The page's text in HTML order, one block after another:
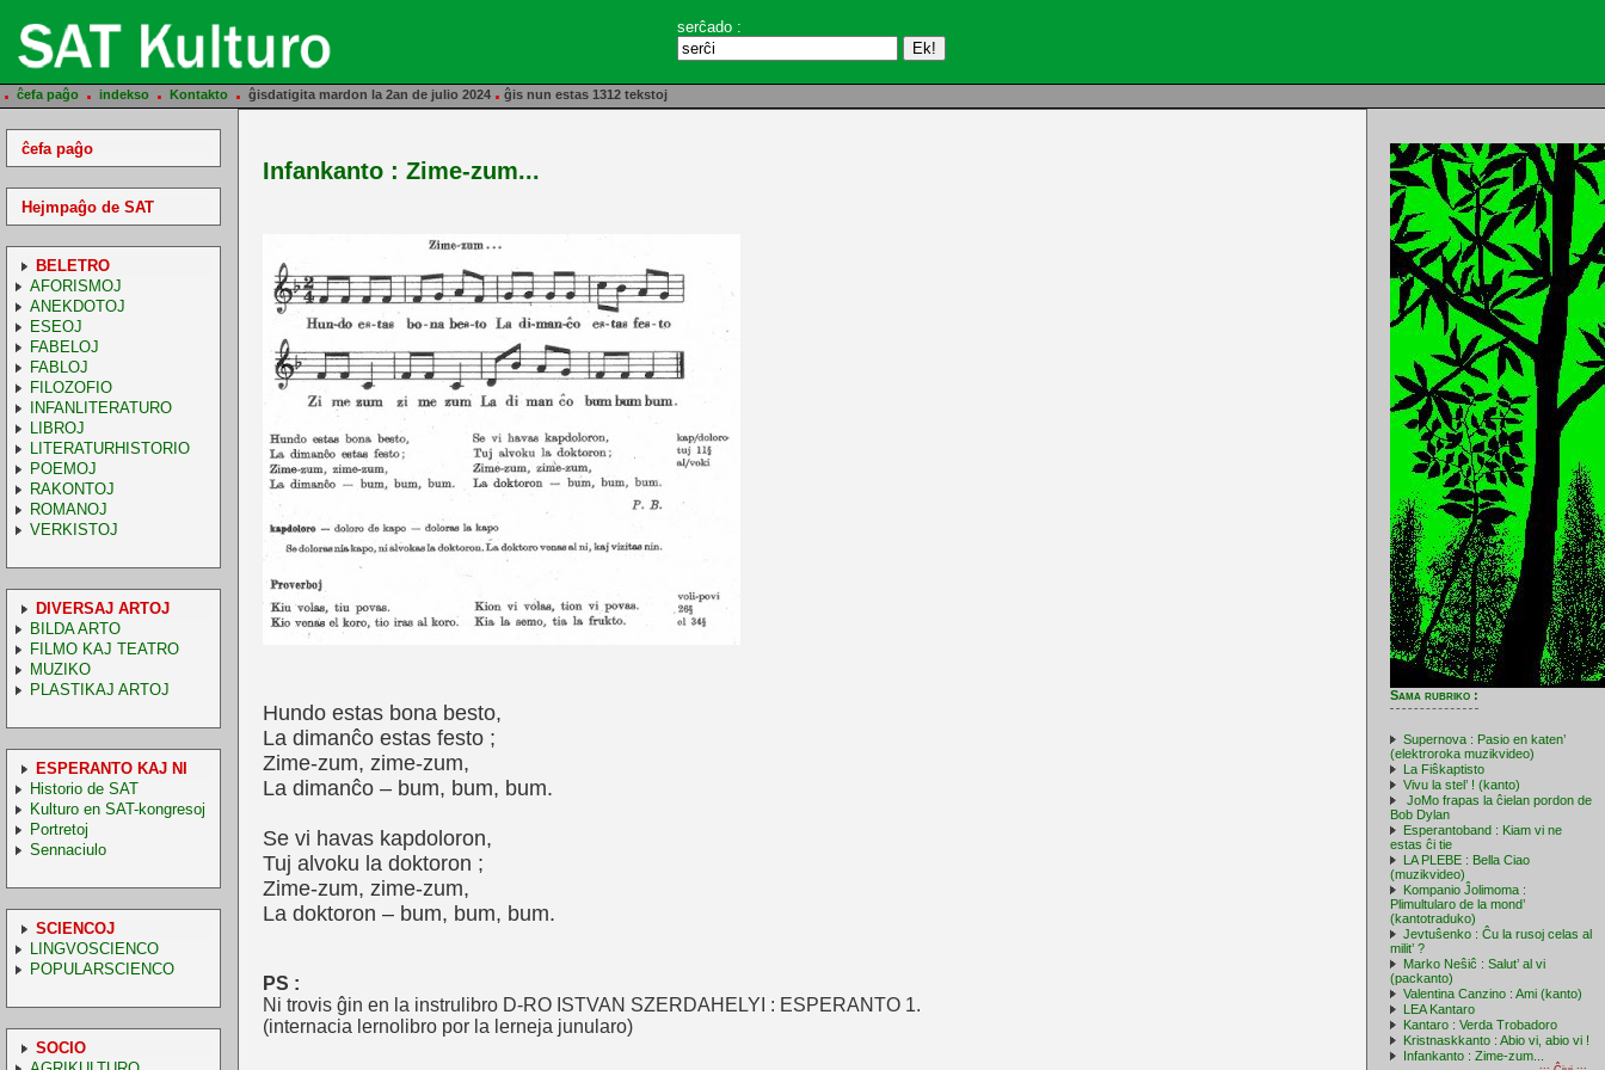
serĉado :
. ĉefa paĝo . indekso . Kontakto . ĝisdatigita mardon la 2an de julio 2024 . ĝis nun estas 1312 tekstoj
ĉefa paĝo
Hejmpaĝo de SAT
BELETRO
AFORISMOJ
ANEKDOTOJ
ESEOJ
FABELOJ
FABLOJ
FILOZOFIO
INFANLITERATURO
LIBROJ
LITERATURHISTORIO
POEMOJ
RAKONTOJ
ROMANOJ
VERKISTOJ
DIVERSAJ ARTOJ
BILDA ARTO
FILMO KAJ TEATRO
MUZIKO
PLASTIKAJ ARTOJ
ESPERANTO KAJ NI
Historio de SAT
Kulturo en SAT-kongresoj
Portretoj
Sennaciulo
SCIENCOJ
LINGVOSCIENCO
POPULARSCIENCO
SOCIO
Infankanto : Zime-zum...
Hundo estas bona besto,
La dimanĉo estas festo ;
Zime-zum, zime-zum,
La dimanĉo – bum, bum, bum.
Se vi havas kapdoloron,
Tuj alvoku la doktoron ;
Zime-zum, zime-zum,
La doktoron – bum, bum, bum.
PS :
Ni trovis ĝin en la instrulibro D-RO ISTVAN SZERDAHELYI : ESPERANTO 1.
(internacia lernolibro por la lerneja junularo)
Sama rubriko :
Supernova : Pasio en katen’
(elektroroka muzikvideo)
La Fiŝkaptisto
Vivu la stel’ ! (kanto)
JoMo frapas la ĉielan pordon de
Bob Dylan
Esperantoband : Kiam vi ne
estas ĉi tie
LA PLEBE : Bella Ciao
(muzikvideo)
Kompanio Ĵolimoma :
Plimultularo de la mond’
(kantotraduko)
Jevtuŝenko : Ĉu la rusoj celas al
milit’ ?
Marko Neŝiĉ : Salut’ al vi
(packanto)
Valentina Canzino : Ami (kanto)
LEA Kantaro
Kantaro : Verda Trobadoro
Kristnaskkanto : Abio vi, abio vi !
Infankanto : Zime-zum...